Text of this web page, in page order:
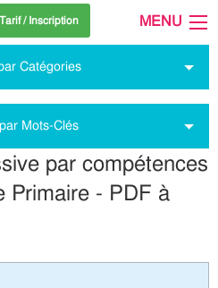
Tarif / Inscription MENU
Catégories
Mots-Clés
par compétences
Primaire - PDF à